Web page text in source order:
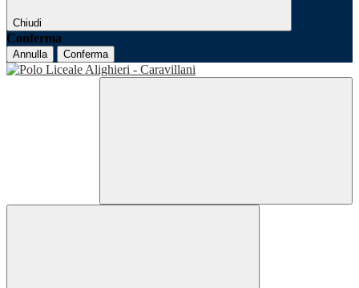
Chiudi
Conferma
Annulla Conferma